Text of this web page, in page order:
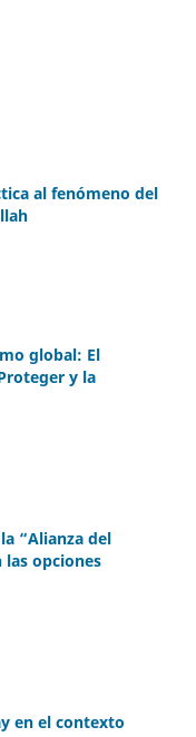
al fenómeno del
global: El
y la
“Alianza del
las opciones
en el contexto